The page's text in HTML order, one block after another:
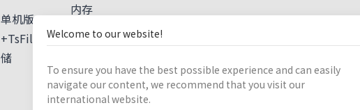
单机版
+TsFile存
储
内存
<64MB，
压缩比
>10:1
写入>50万
Welcome to our website!
To ensure you have the best possible experience and can easily
navigate our content, we recommend that you visit our
international website.